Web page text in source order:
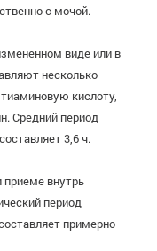
с мочой.
виде или в
несколько
кислоту,
Средний период
3,6 ч.
приеме внутрь
период
примерно